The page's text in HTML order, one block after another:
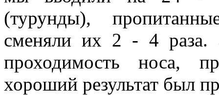
(турунды),
сменяли их 2 - 4 раза.
проходимость носа,
хороший результат был